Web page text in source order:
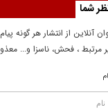
شما
آنلاين از انتشار هر گونه
مرتبط ، فحش، ناسزا و...